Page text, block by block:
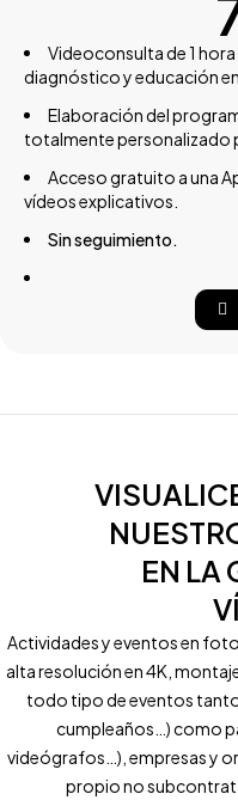
Videoconsulta de 1
diagnóstico y educación
Elaboración del
totalmente personalizado
Acceso gratuito a una
vídeos explicativos.
Sin seguimiento.
EN LA
Actividades y eventos en
alta resolución en 4K,
todo tipo de eventos
cumpleaños…) como
videógrafos…), empresas y
propio no